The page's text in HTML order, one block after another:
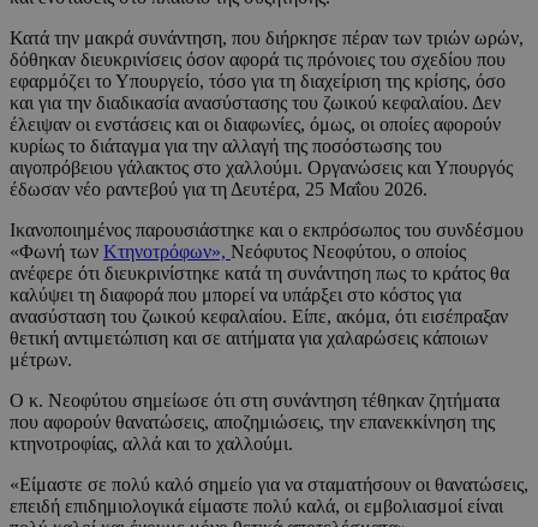
Κατά την μακρά συνάντηση, που διήρκησε πέραν των τριών ωρών,
δόθηκαν διευκρινίσεις όσον αφορά τις πρόνοιες του σχεδίου που
εφαρμόζει το Υπουργείο, τόσο για τη διαχείριση της κρίσης, όσο
και για την διαδικασία ανασύστασης του ζωικού κεφαλαίου. Δεν
έλειψαν οι ενστάσεις και οι διαφωνίες, όμως, οι οποίες αφορούν
κυρίως το διάταγμα για την αλλαγή της ποσόστωσης του
αιγοπρόβειου γάλακτος στο χαλλούμι. Οργανώσεις και Υπουργός
έδωσαν νέο ραντεβού για τη Δευτέρα, 25 Μαΐου 2026.
Ικανοποιημένος παρουσιάστηκε και ο εκπρόσωπος του συνδέσμου
«Φωνή των Κτηνοτρόφων», Νεόφυτος Νεοφύτου, ο οποίος
ανέφερε ότι διευκρινίστηκε κατά τη συνάντηση πως το κράτος θα
καλύψει τη διαφορά που μπορεί να υπάρξει στο κόστος για
ανασύσταση του ζωικού κεφαλαίου. Είπε, ακόμα, ότι εισέπραξαν
θετική αντιμετώπιση και σε αιτήματα για χαλαρώσεις κάποιων
μέτρων.
Ο κ. Νεοφύτου σημείωσε ότι στη συνάντηση τέθηκαν ζητήματα
που αφορούν θανατώσεις, αποζημιώσεις, την επανεκκίνηση της
κτηνοτροφίας, αλλά και το χαλλούμι.
«Είμαστε σε πολύ καλό σημείο για να σταματήσουν οι θανατώσεις,
επειδή επιδημιολογικά είμαστε πολύ καλά, οι εμβολιασμοί είναι